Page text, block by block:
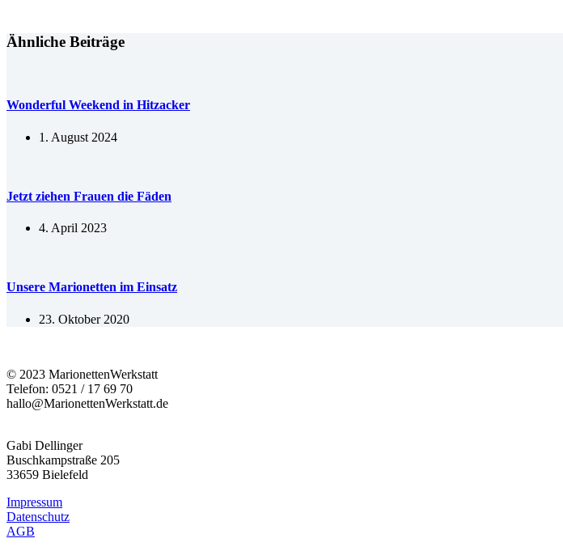
Ähnliche Beiträge
Wonderful Weekend in Hitzacker
1. August 2024
Jetzt ziehen Frauen die Fäden
4. April 2023
Unsere Marionetten im Einsatz
23. Oktober 2020
© 2023 MarionettenWerkstatt
Telefon: 0521 / 17 69 70
hallo@MarionettenWerkstatt.de
Gabi Dellinger
Buschkampstraße 205
33659 Bielefeld
Impressum
Datenschutz
AGB